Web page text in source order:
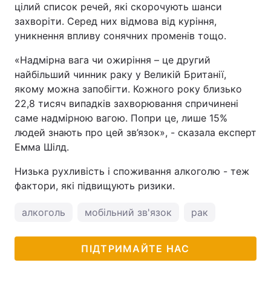
цілий список речей, які скорочують шанси
захворіти. Серед них відмова від куріння,
уникнення впливу сонячних променів тощо.
«Надмірна вага чи ожиріння – це другий
найбільший чинник раку у Великій Британії,
якому можна запобігти. Кожного року близько
22,8 тисяч випадків захворювання спричинені
саме надмірною вагою. Попри це, лише 15%
людей знають про цей зв’язок», - сказала експерт
Емма Шілд.
Низька рухливість і споживання алкоголю - теж
фактори, які підвищують ризики.
алкоголь мобільний зв'язок рак
ПІДТРИМАЙТЕ НАС